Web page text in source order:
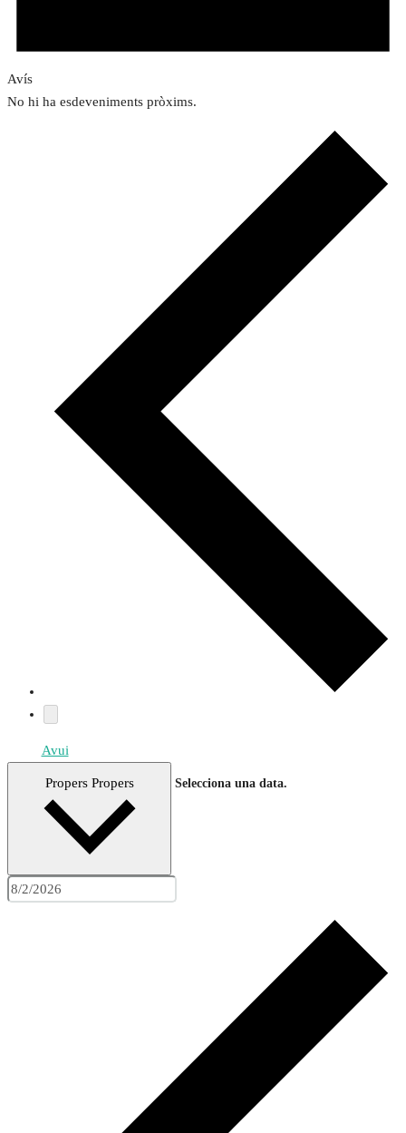
Avís
No hi ha esdeveniments pròxims.
Avui
Propers Propers Selecciona una data.